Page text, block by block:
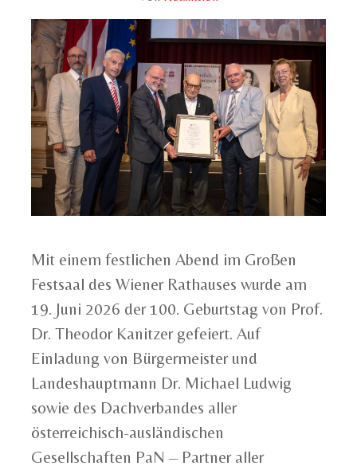
Mit einem festlichen Abend im Großen
Festsaal des Wiener Rathauses wurde am
19. Juni 2026 der 100. Geburtstag von Prof.
Dr. Theodor Kanitzer gefeiert. Auf
Einladung von Bürgermeister und
Landeshauptmann Dr. Michael Ludwig
sowie des Dachverbandes aller
österreichisch-ausländischen
Gesellschaften PaN – Partner aller